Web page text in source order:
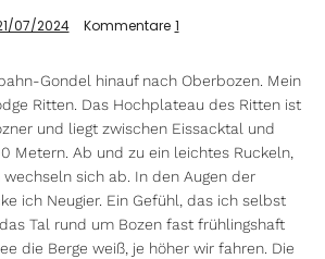
07/2024 Kommentare 1
Gondel hinauf nach Oberbozen. Mein
Ritten. Das Hochplateau des Ritten ist
und liegt zwischen Eissacktal und
Metern. Ab und zu ein leichtes Ruckeln,
sich ab. In den Augen der
ich Neugier. Ein Gefühl, das ich selbst
Tal rund um Bozen fast frühlingshaft
die Berge weiß, je höher wir fahren. Die